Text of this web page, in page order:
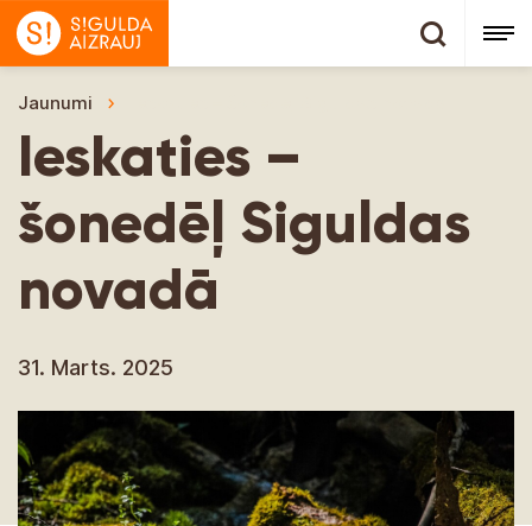
Jaunumi
Ieskaties –
šonedēļ Siguldas
novadā
31. Marts. 2025